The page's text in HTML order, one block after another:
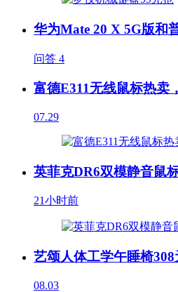
华为Mate 20 X 5G版和
问答 4
富德E311无线鼠标热卖
07.29
英菲克DR6双模静音鼠
21小时前
艺颂人体工学午睡椅308
08.03